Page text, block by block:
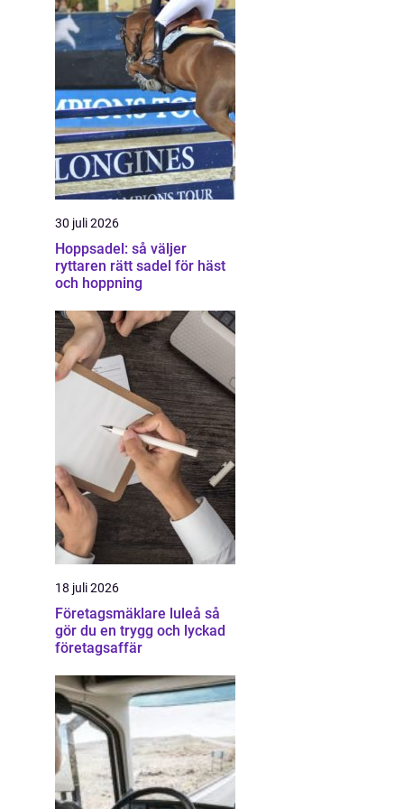
30 juli 2026
Hoppsadel: så väljer
ryttaren rätt sadel för häst
och hoppning
18 juli 2026
Företagsmäklare luleå så
gör du en trygg och lyckad
företagsaffär